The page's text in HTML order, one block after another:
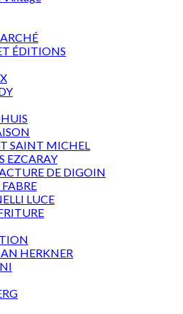
ÉDITIONS
SAINT MICHEL
EZCARAY
DE DIGOIN
LUCE
HERKNER